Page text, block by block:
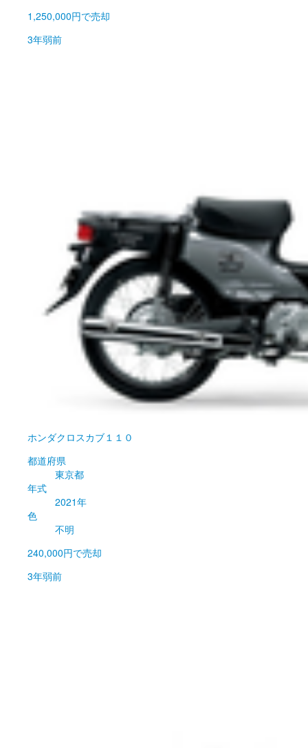
1,250,000円で売却
3年弱前
ホンダクロスカブ１１０
都道府県
東京都
年式
2021年
色
不明
240,000円で売却
3年弱前